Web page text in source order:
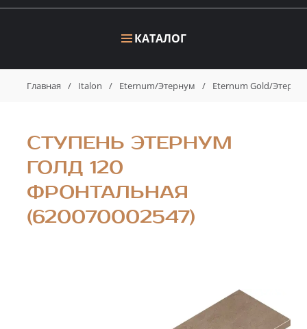
КАТАЛОГ
Главная / Italon / Eternum/Этернум / Eternum Gold/
СТУПЕНЬ ЭТЕРНУМ
ГОЛД 120
ФРОНТАЛЬНАЯ
(620070002547)